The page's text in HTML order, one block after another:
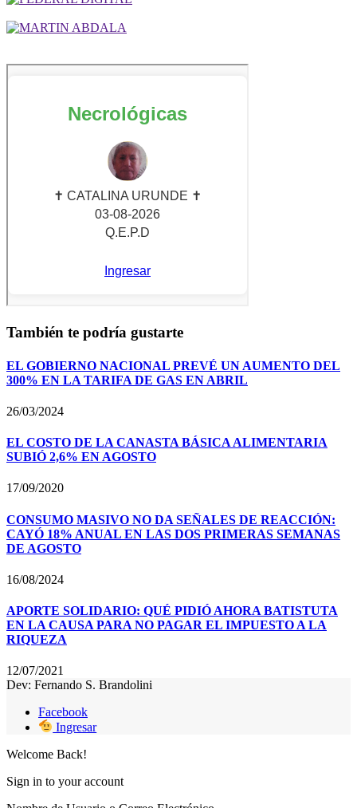
También te podría gustarte
EL GOBIERNO NACIONAL PREVÉ UN AUMENTO DEL
300% EN LA TARIFA DE GAS EN ABRIL
26/03/2024
EL COSTO DE LA CANASTA BÁSICA ALIMENTARIA
SUBIÓ 2,6% EN AGOSTO
17/09/2020
CONSUMO MASIVO NO DA SEÑALES DE REACCIÓN:
CAYÓ 18% ANUAL EN LAS DOS PRIMERAS SEMANAS
DE AGOSTO
16/08/2024
APORTE SOLIDARIO: QUÉ PIDIÓ AHORA BATISTUTA
EN LA CAUSA PARA NO PAGAR EL IMPUESTO A LA
RIQUEZA
12/07/2021
Dev: Fernando S. Brandolini
Facebook
Ingresar
Welcome Back!
Sign in to your account